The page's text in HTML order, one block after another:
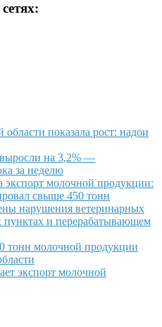
показала рост: надои
на 3,2% —
за неделю
экспорт молочной продукции:
свыше 450 тонн
нарушения ветеринарных
пунктах и перерабатывающем
тонн молочной продукции
экспорт молочной